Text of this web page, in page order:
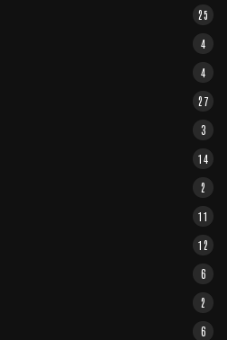
25
4
4
27
3
14
2
11
12
6
2
6